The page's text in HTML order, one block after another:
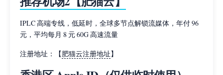
IPLC 高端专线，低延时，全球多节点解锁流媒体，年付 96
元，平均每月 8 元 60G 高速流量
注册地址：【肥猫云注册地址】